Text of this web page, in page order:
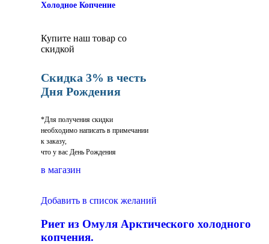
Холодное Копчение
Купите наш товар со
скидкой
Скидка 3% в честь
Дня Рождения
*Для получения скидки
необходимо написать в примечании
к заказу,
что у вас День Рождения
в магазин
Добавить в список желаний
Риет из Омуля Арктического холодного
копчения.